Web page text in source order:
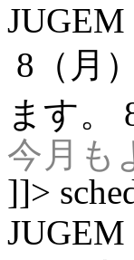
JUGEM
8（月
ます。
今月も
]]>
JUGEM